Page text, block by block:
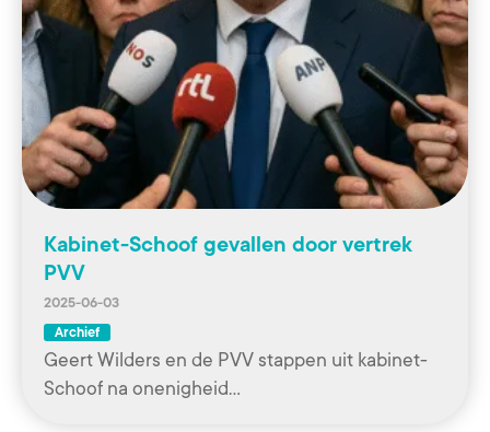
Kabinet-Schoof gevallen door vertrek
PVV
2025-06-03
Archief
Geert Wilders en de PVV stappen uit kabinet-
Schoof na onenigheid…